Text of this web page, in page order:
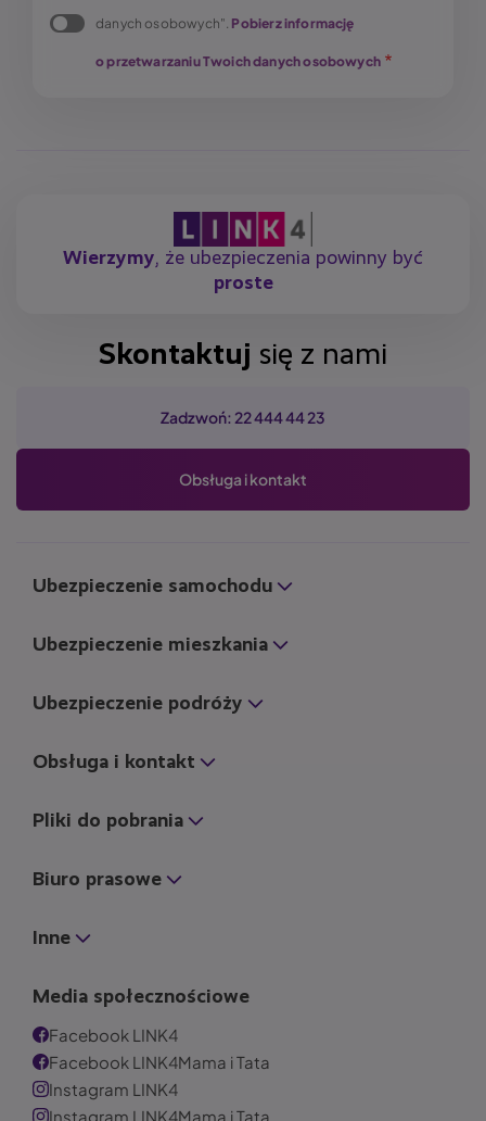
danych osobowych". Pobierz informację
o przetwarzaniu Twoich danych osobowych
Wierzymy, że ubezpieczenia powinny być
proste
Skontaktuj się z nami
Zadzwoń: 22 444 44 23
Obsługa i kontakt
Ubezpieczenie samochodu
Ubezpieczenie mieszkania
Ubezpieczenie podróży
Obsługa i kontakt
Pliki do pobrania
Biuro prasowe
Inne
Media społecznościowe
Facebook LINK4
Facebook LINK4Mama i Tata
Instagram LINK4
Instagram LINK4Mama i Tata